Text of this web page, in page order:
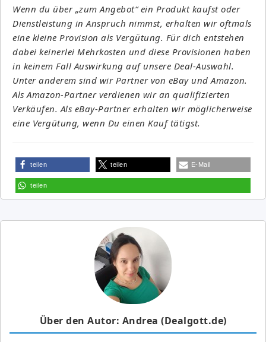
Wenn du über „zum Angebot“ ein Produkt kaufst oder
Dienstleistung in Anspruch nimmst, erhalten wir oftmals
eine kleine Provision als Vergütung. Für dich entstehen
dabei keinerlei Mehrkosten und diese Provisionen haben
in keinem Fall Auswirkung auf unsere Deal-Auswahl.
Unter anderem sind wir Partner von eBay und Amazon.
Als Amazon-Partner verdienen wir an qualifizierten
Verkäufen. Als eBay-Partner erhalten wir möglicherweise
eine Vergütung, wenn Du einen Kauf tätigst.
teilen teilen E-Mail
teilen
Über den Autor: Andrea (Dealgott.de)